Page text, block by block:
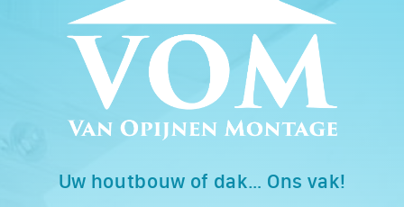
Uw houtbouw of dak… Ons vak!
FOTO’S
REFERENTIES